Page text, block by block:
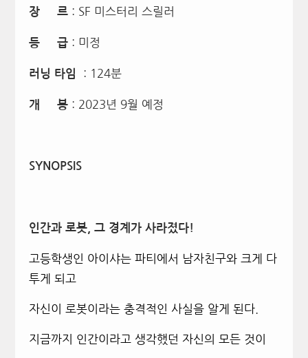
장 르 : SF 미스터리 스릴러
등 급 : 미정
러닝 타임 : 124분
개 봉: 2023년 9월 예정
SYNOPSIS
인간과 로봇, 그 경계가 사라졌다!
고등학생인 아이샤는 파티에서 남자친구와 크게 다
투게 되고
자신이 로봇이라는 충격적인 사실을 알게 된다.
지금까지 인간이라고 생각했던 자신의 모든 것이